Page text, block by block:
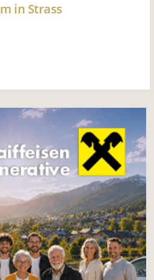
in Strass